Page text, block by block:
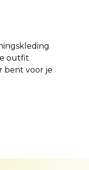
outfit
bent voor je